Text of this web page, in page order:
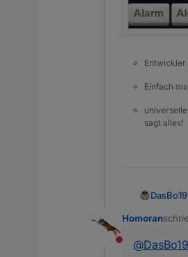
Entwickler
Einfach
sagt alles!
Nicht stören
Homoran
@